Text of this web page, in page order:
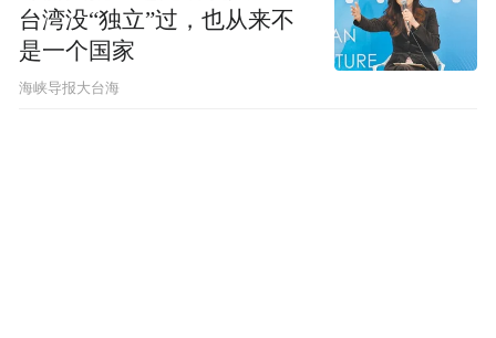
台湾没“独立”过，也从来不
是一个国家
​海峡导报大台海